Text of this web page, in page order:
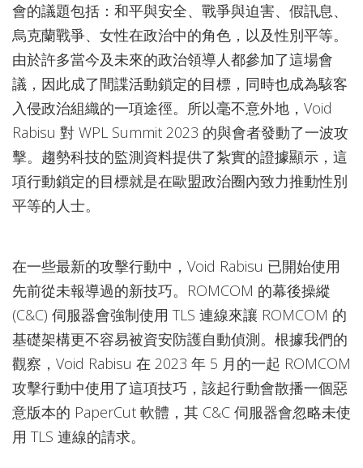
會的議題包括：和平與安全、戰爭與迫害、假訊息、
烏克蘭戰爭、女性在政治中的角色，以及性別平等。
由於許多當今及未來的政治領導人都參加了這場會
議，因此成了間諜活動鎖定的目標，同時也成為駭客
入侵政治組織的一項途徑。所以毫不意外地，Void
Rabisu 對 WPL Summit 2023 的與會者發動了一波攻
擊。趨勢科技的監測資料提供了紮實的證據顯示，這
項行動鎖定的目標就是在歐盟政治圈內致力推動性別
平等的人士。
在一些最新的攻擊行動中，Void Rabisu 已開始使用
先前從未報導過的新技巧。ROMCOM 的幕後操縱
(C&C) 伺服器會強制使用 TLS 連線來讓 ROMCOM 的
基礎架構更不容易被資安防護自動偵測。根據我們的
觀察，Void Rabisu 在 2023 年 5 月的一起 ROMCOM
攻擊行動中使用了這項技巧，該起行動會散播一個惡
意版本的 PaperCut 軟體，其 C&C 伺服器會忽略未使
用 TLS 連線的請求。